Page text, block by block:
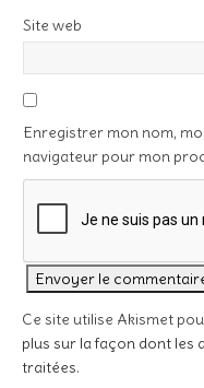
Site web
Enregistrer mon nom,
navigateur pour mon
Ce site utilise Akismet
plus sur la façon dont les
traitées.